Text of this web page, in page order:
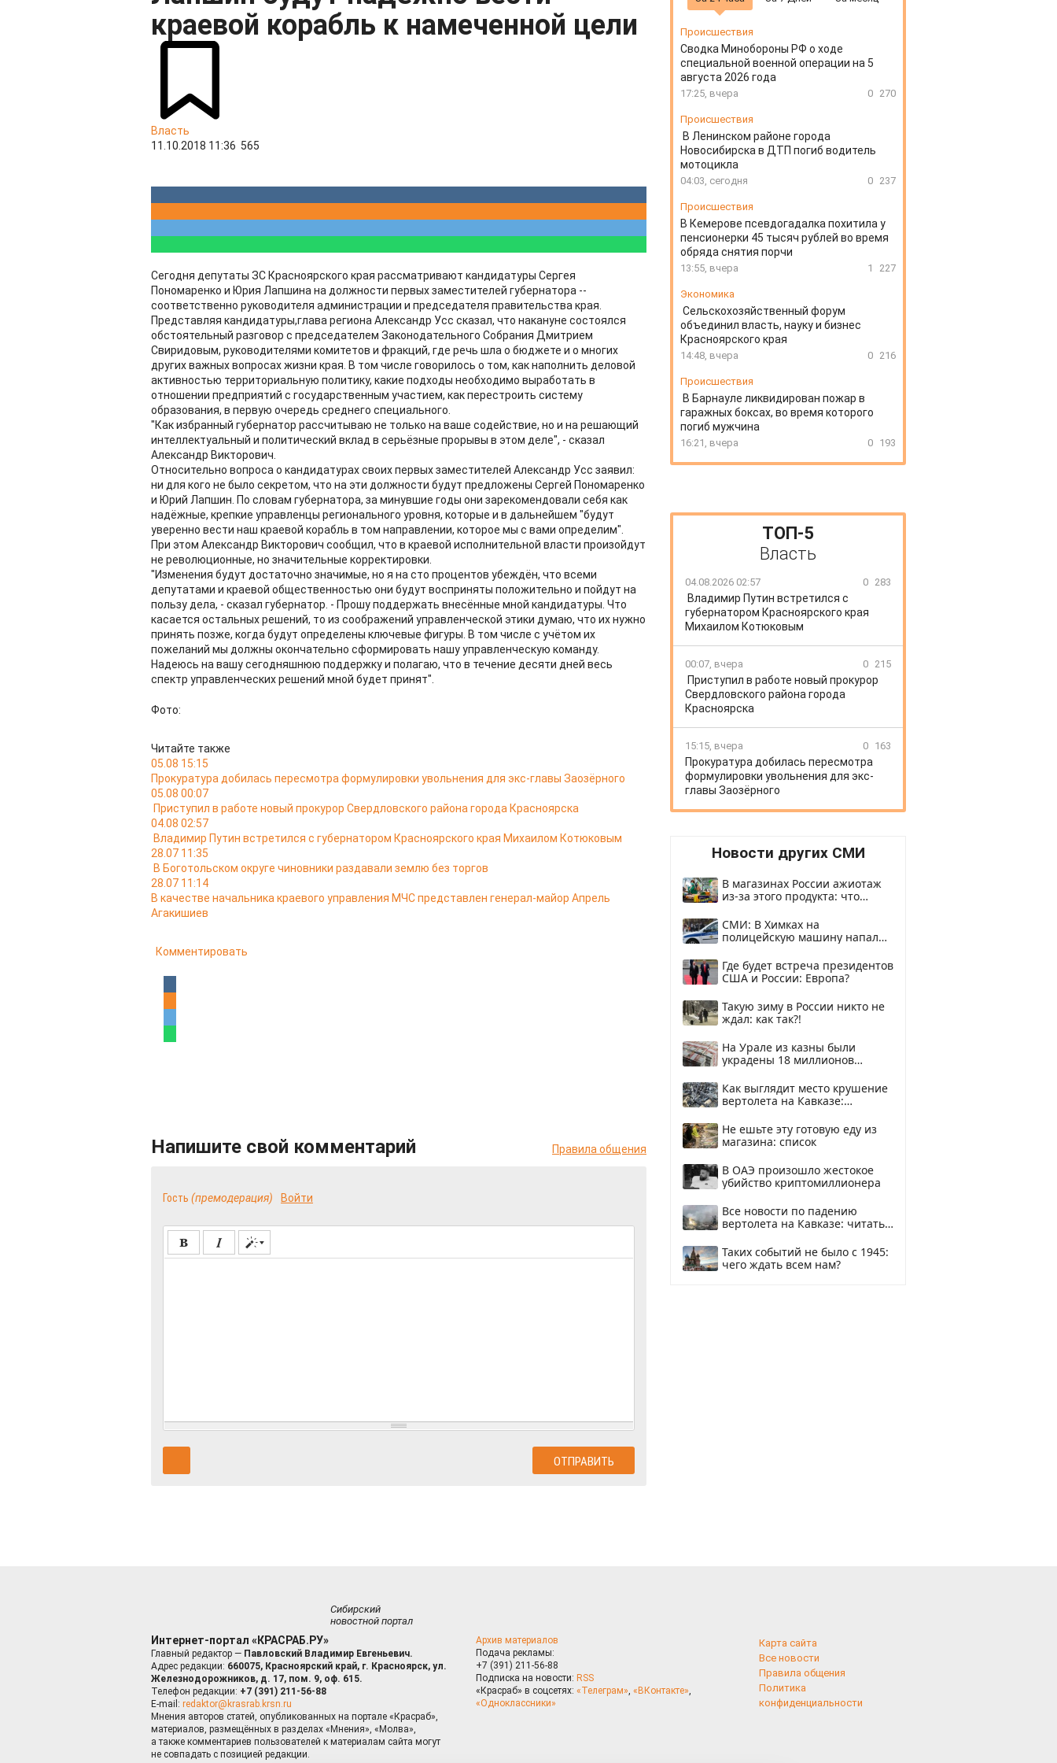
краевой корабль к намеченной цели
Власть
11.10.2018 11:36 565
Сегодня депутаты ЗС Красноярского края рассматривают кандидатуры Сергея
Пономаренко и Юрия Лапшина на должности первых заместителей губернатора --
соответственно руководителя администрации и председателя правительства края.
Представляя кандидатуры,глава региона Александр Усс сказал, что накануне состоялся
обстоятельный разговор с председателем Законодательного Собрания Дмитрием
Свиридовым, руководителями комитетов и фракций, где речь шла о бюджете и о многих
других важных вопросах жизни края. В том числе говорилось о том, как наполнить деловой
активностью территориальную политику, какие подходы необходимо выработать в
отношении предприятий с государственным участием, как перестроить систему
образования, в первую очередь среднего специального.
"Как избранный губернатор рассчитываю не только на ваше содействие, но и на решающий
интеллектуальный и политический вклад в серьёзные прорывы в этом деле", - сказал
Александр Викторович.
Относительно вопроса о кандидатурах своих первых заместителей Александр Усс заявил:
ни для кого не было секретом, что на эти должности будут предложены Сергей Пономаренко
и Юрий Лапшин. По словам губернатора, за минувшие годы они зарекомендовали себя как
надёжные, крепкие управленцы регионального уровня, которые и в дальнейшем "будут
уверенно вести наш краевой корабль в том направлении, которое мы с вами определим".
При этом Александр Викторович сообщил, что в краевой исполнительной власти произойдут
не революционные, но значительные корректировки.
"Изменения будут достаточно значимые, но я на сто процентов убеждён, что всеми
депутатами и краевой общественностью они будут восприняты положительно и пойдут на
пользу дела, - сказал губернатор. - Прошу поддержать внесённые мной кандидатуры. Что
касается остальных решений, то из соображений управленческой этики думаю, что их нужно
принять позже, когда будут определены ключевые фигуры. В том числе с учётом их
пожеланий мы должны окончательно сформировать нашу управленческую команду.
Надеюсь на вашу сегодняшнюю поддержку и полагаю, что в течение десяти дней весь
спектр управленческих решений мной будет принят".
Фото:
Читайте также
05.08 15:15
Прокуратура добилась пересмотра формулировки увольнения для экс-главы Заозёрного
05.08 00:07
Приступил в работе новый прокурор Свердловского района города Красноярска
04.08 02:57
Владимир Путин встретился с губернатором Красноярского края Михаилом Котюковым
28.07 11:35
В Боготольском округе чиновники раздавали землю без торгов
28.07 11:14
В качестве начальника краевого управления МЧС представлен генерал-майор Апрель
Агакишиев
Комментировать
Напишите свой комментарий Правила общения
Гость (премодерация) Войти
Происшествия
Сводка Минобороны РФ о ходе
специальной военной операции на 5
августа 2026 года
17:25, вчера 0 270
Происшествия
В Ленинском районе города
Новосибирска в ДТП погиб водитель
мотоцикла
04:03, сегодня 0 237
Происшествия
В Кемерове псевдогадалка похитила у
пенсионерки 45 тысяч рублей во время
обряда снятия порчи
13:55, вчера 1 227
Экономика
Сельскохозяйственный форум
объединил власть, науку и бизнес
Красноярского края
14:48, вчера 0 216
Происшествия
В Барнауле ликвидирован пожар в
гаражных боксах, во время которого
погиб мужчина
16:21, вчера 0 193
ТОП-5
Власть
04.08.2026 02:57 0 283
Владимир Путин встретился с
губернатором Красноярского края
Михаилом Котюковым
00:07, вчера 0 215
Приступил в работе новый прокурор
Свердловского района города
Красноярска
15:15, вчера 0 163
Прокуратура добилась пересмотра
формулировки увольнения для экс-
главы Заозёрного
Новости других СМИ
В магазинах России ажиотаж
из-за этого продукта: что
СМИ: В Химках на
полицейскую машину напали
Где будет встреча президентов
США и России: Европа?
Такую зиму в России никто не
ждал: как так?!
На Урале из казны были
украдены 18 миллионов
Как выглядит место крушение
вертолета на Кавказе:
Не ешьте эту готовую еду из
магазина: список
В ОАЭ произошло жестокое
убийство криптомиллионера
Все новости по падению
вертолета на Кавказе: читать
Таких событий не было с 1945:
чего ждать всем нам?
Сибирский
новостной портал
Интернет-портал «КРАСРАБ.РУ»
Главный редактор — Павловский Владимир Евгеньевич.
Адрес редакции: 660075, Красноярский край, г. Красноярск, ул.
Железнодорожников, д. 17, пом. 9, оф. 615.
Телефон редакции: +7 (391) 211-56-88
E-mail: redaktor@krasrab.krsn.ru
Мнения авторов статей, опубликованных на портале «Красраб»,
материалов, размещённых в разделах «Мнения», «Молва»,
а также комментариев пользователей к материалам сайта могут
не совпадать с позицией редакции.
Архив материалов
Подача рекламы:
+7 (391) 211-56-88
Подписка на новости: RSS
«Красраб» в соцсетях: «Телеграм», «ВКонтакте»,
«Одноклассники»
Карта сайта
Все новости
Правила общения
Политика
конфиденциальности